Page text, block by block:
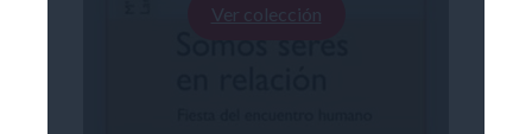
Ver colección